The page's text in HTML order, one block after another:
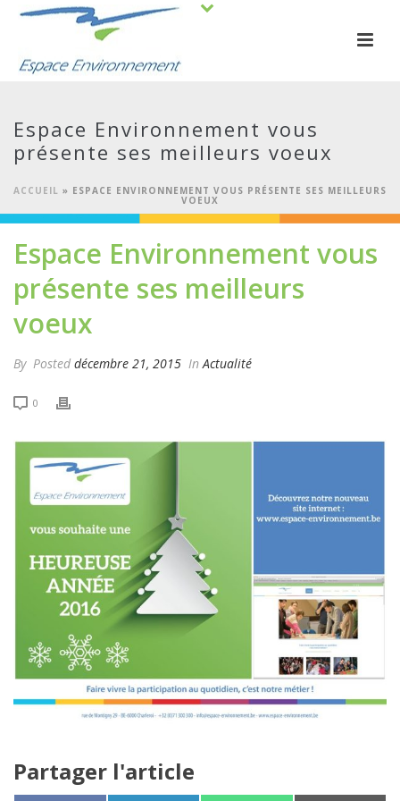
Espace Environnement vous
présente ses meilleurs voeux
ACCUEIL » ESPACE ENVIRONNEMENT VOUS PRÉSENTE SES MEILLEURS
VOEUX
Espace Environnement vous
présente ses meilleurs
voeux
By Posted décembre 21, 2015 InActualité
0
Partager l'article